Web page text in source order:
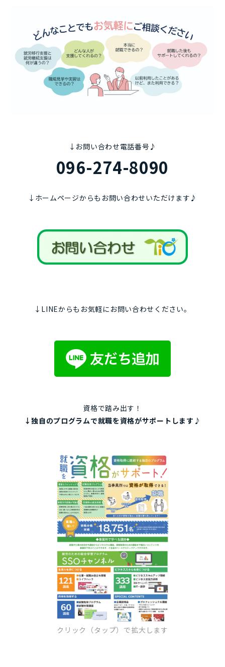
↓お問い合わせ電話番号♪
096-274-8090
↓ホームページからもお問い合わせいただけます♪
↓LINEからもお気軽にお問い合わせください。
資格で踏み出す！
↓独自のプログラムで就職を資格がサポートします♪
クリック（タップ）で拡大します